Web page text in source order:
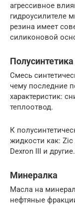
агрессивное
гидроусилителе
резина имеет
силиконовой
Полусинтетика
Смесь
чему последние
характеристик:
теплоотвод.
К
жидкости как: Zic
Dexron III и другие.
Минералка
Масла на
нефтяные